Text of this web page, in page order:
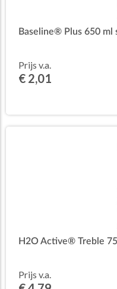
Baseline® Plus 650 ml
Prijs v.a.
€ 2,01
H2O Active® Treble
Prijs v.a.